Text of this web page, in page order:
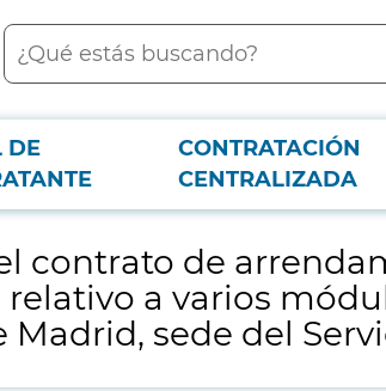
Buscar
DE
CONTRATACIÓN
CENTRALIZADA
arrendamiento de 17 de noviembre de 2009 y
contrato de
a varios
Madrid, sede del